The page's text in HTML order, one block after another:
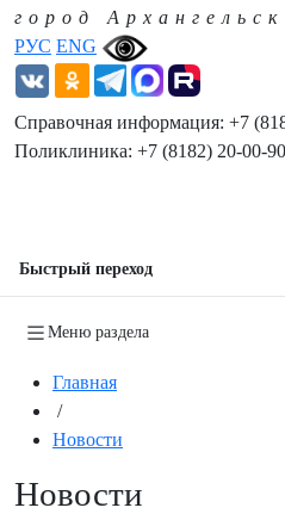
РУС ENG
город Архангельск
Справочная информация: +7
Поликлиника: +7 (8182) 20-00-90
Быстрый переход
Меню раздела
Главная
/
Новости
Новости